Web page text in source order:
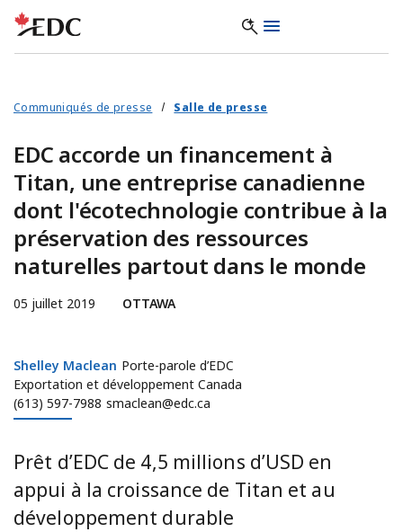
Communiqués de presse Salle de presse
EDC accorde un financement à
Titan, une entreprise canadienne
dont l'écotechnologie contribue à la
préservation des ressources
naturelles partout dans le monde
05 juillet 2019 OTTAWA
Shelley Maclean
Shelley Maclean Porte-parole d’EDC
Exportation et développement Canada
(613) 597-7988 smaclean@edc.ca
Prêt d’EDC de 4,5 millions d’USD en
appui à la croissance de Titan et au
développement durable